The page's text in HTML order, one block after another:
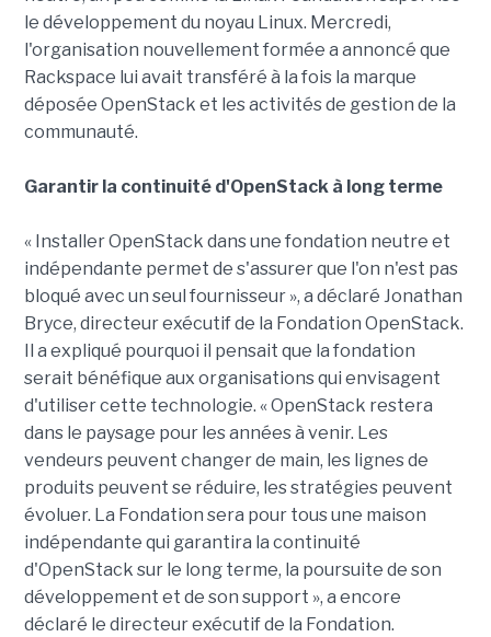
le développement du noyau Linux. Mercredi,
l'organisation nouvellement formée a annoncé que
Rackspace lui avait transféré à la fois la marque
déposée OpenStack et les activités de gestion de la
communauté.
Garantir la continuité d'OpenStack à long terme
« Installer OpenStack dans une fondation neutre et
indépendante permet de s'assurer que l'on n'est pas
bloqué avec un seul fournisseur », a déclaré Jonathan
Bryce, directeur exécutif de la Fondation OpenStack.
Il a expliqué pourquoi il pensait que la fondation
serait bénéfique aux organisations qui envisagent
d'utiliser cette technologie. « OpenStack restera
dans le paysage pour les années à venir. Les
vendeurs peuvent changer de main, les lignes de
produits peuvent se réduire, les stratégies peuvent
évoluer. La Fondation sera pour tous une maison
indépendante qui garantira la continuité
d'OpenStack sur le long terme, la poursuite de son
développement et de son support », a encore
déclaré le directeur exécutif de la Fondation.